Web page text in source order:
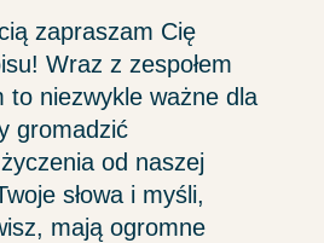
zapraszam Cię
Wraz z zespołem
to niezwykle ważne dla
gromadzić
od naszej
słowa i myśli,
mają ogromne